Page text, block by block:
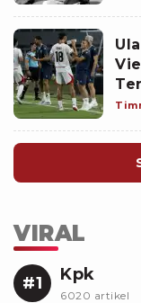
VIRAL
#1 Kpk
6020 artikel